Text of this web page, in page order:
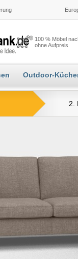
100 % Möbel
ohne Aufpreis
Outdoor-
2.